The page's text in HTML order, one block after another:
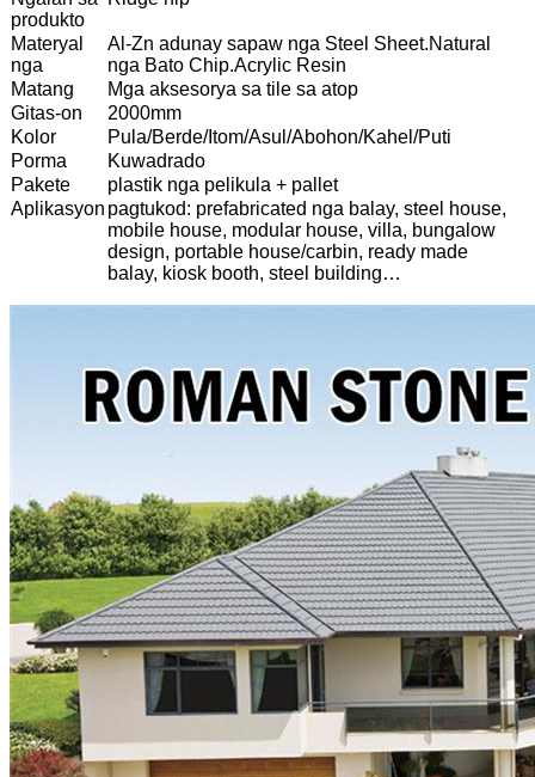
produkto
Materyal
nga
Al-Zn adunay sapaw nga Steel Sheet.Natural
nga Bato Chip.Acrylic Resin
Matang
Mga aksesorya sa tile sa atop
Gitas-on
2000mm
Kolor
Pula/Berde/Itom/Asul/Abohon/Kahel/Puti
Porma
Kuwadrado
Pakete
plastik nga pelikula + pallet
Aplikasyon pagtukod: prefabricated nga balay, steel house,
mobile house, modular house, villa, bungalow
design, portable house/carbin, ready made
balay, kiosk booth, steel building…